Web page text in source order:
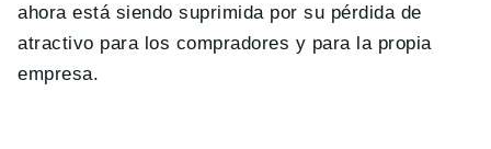
ahora está siendo suprimida por su pérdida de
atractivo para los compradores y para la propia
empresa.